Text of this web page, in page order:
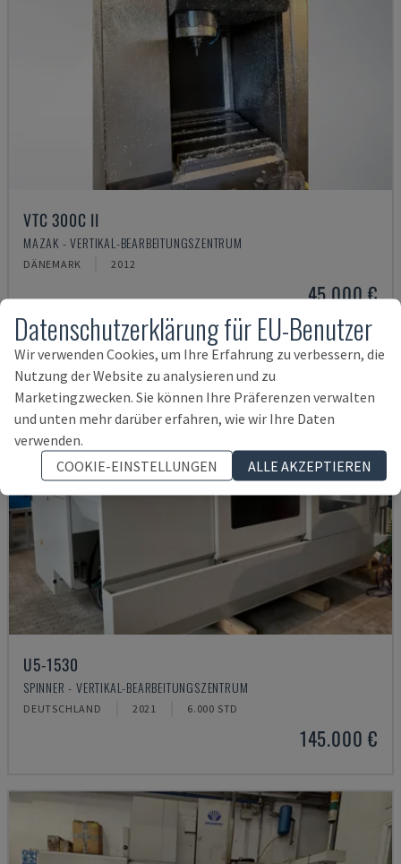
VTC 300C II
MAZAK - VERTIKAL-BEARBEITUNGSZENTRUM
DÄNEMARK 2012
45.000 €
U5-1530
SPINNER - VERTIKAL-BEARBEITUNGSZENTRUM
DEUTSCHLAND 2021 6.000 STD
145.000 €
Datenschutzerklärung für EU-Benutzer
Wir verwenden Cookies, um Ihre Erfahrung zu verbessern, die
Nutzung der Website zu analysieren und zu
Marketingzwecken. Sie können Ihre Präferenzen verwalten
und unten mehr darüber erfahren, wie wir Ihre Daten
verwenden.
COOKIE-EINSTELLUNGEN
ALLE AKZEPTIEREN